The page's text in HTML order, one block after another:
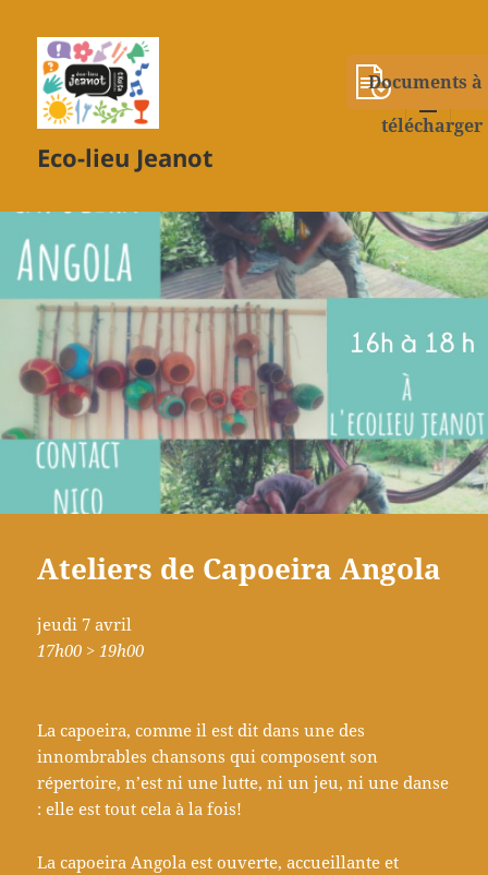
Eco-lieu Jeanot
MENU
Ateliers de Capoeira Angola
jeudi 7 avril
17h00 > 19h00
La capoeira, comme il est dit dans une des
innombrables chansons qui composent son
répertoire, n’est ni une lutte, ni un jeu, ni une danse
: elle est tout cela à la fois!
La capoeira Angola est ouverte, accueillante et
Documents à
télécharger